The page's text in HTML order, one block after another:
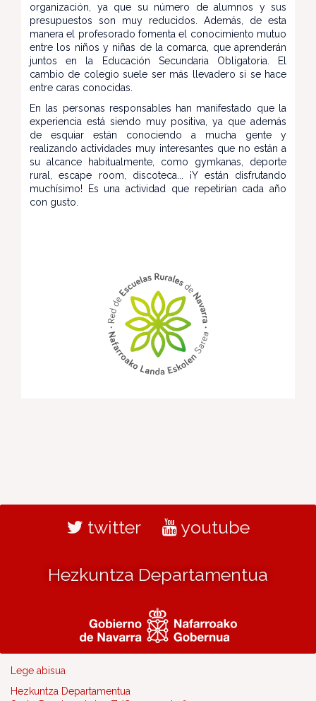
organización, ya que su número de alumnos y sus
presupuestos son muy reducidos. Además, de esta
manera el profesorado fomenta el conocimiento mutuo
entre los niños y niñas de la comarca, que aprenderán
juntos en la Educación Secundaria Obligatoria. El
cambio de colegio suele ser más llevadero si se hace
entre caras conocidas.
En las personas responsables han manifestado que la
experiencia está siendo muy positiva, ya que además
de esquiar están conociendo a mucha gente y
realizando actividades muy interesantes que no están a
su alcance habitualmente, como gymkanas, deporte
rural, escape room, discoteca... ¡Y están disfrutando
muchísimo! Es una actividad que repetirían cada año
con gusto.
twitter youtube
Hezkuntza Departamentua
Lege abisua
Hezkuntza Departamentua